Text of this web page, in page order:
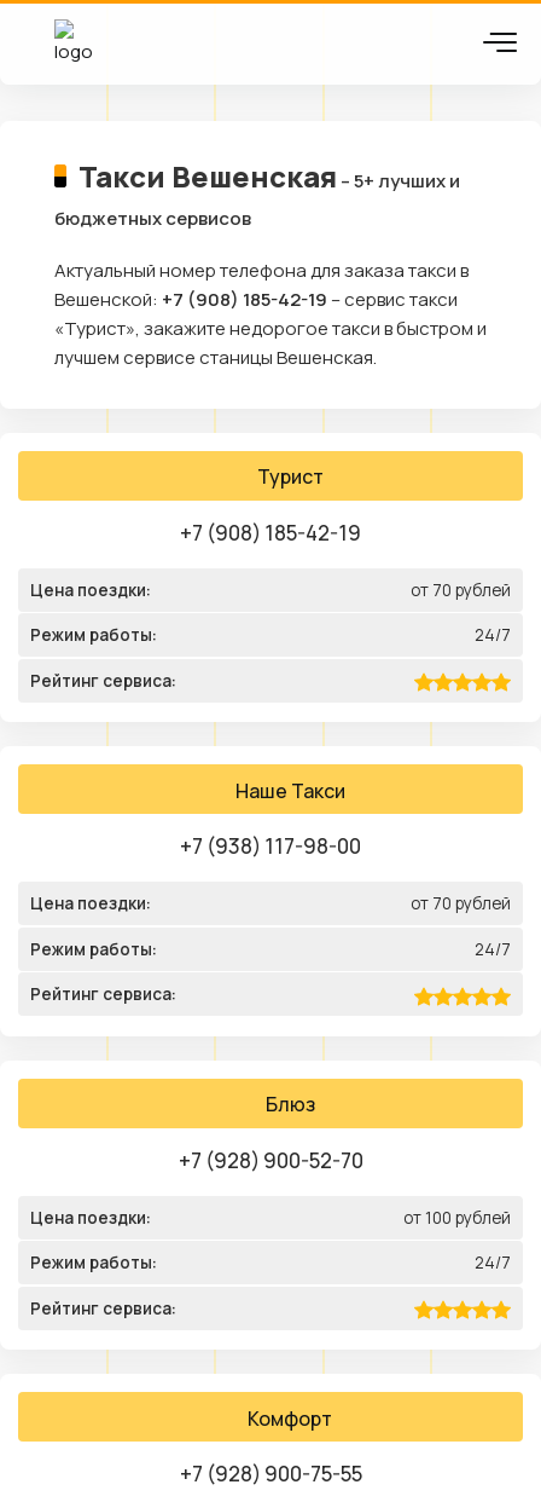
Такси Вешенская – 5+ лучших и
бюджетных сервисов
Актуальный номер телефона для заказа такси в
Вешенской: +7 (908) 185-42-19 – сервис такси
«Турист», закажите недорогое такси в быстром и
лучшем сервисе станицы Вешенская.
Турист
+7 (908) 185-42-19
Цена поездки: от 70 рублей
Режим работы: 24/7
Рейтинг сервиса:
Наше Такси
+7 (938) 117-98-00
Цена поездки: от 70 рублей
Режим работы: 24/7
Рейтинг сервиса:
Блюз
+7 (928) 900-52-70
Цена поездки: от 100 рублей
Режим работы: 24/7
Рейтинг сервиса:
Комфорт
+7 (928) 900-75-55